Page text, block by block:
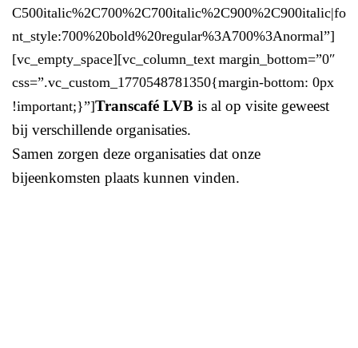
C500italic%2C700%2C700italic%2C900%2C900italic|fo
nt_style:700%20bold%20regular%3A700%3Anormal”]
[vc_empty_space][vc_column_text margin_bottom=”0″
css=”.vc_custom_1770548781350{margin-bottom: 0px
!important;}”]Transcafé LVB is al op visite geweest
bij verschillende organisaties.
Samen zorgen deze organisaties dat onze
bijeenkomsten plaats kunnen vinden.